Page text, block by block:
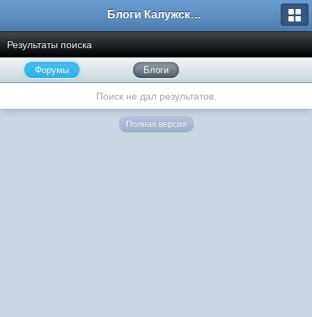
Блоги Калужского перекрестка
Результаты поиска
Форумы Блоги
Поиск не дал результатов.
Полная версия